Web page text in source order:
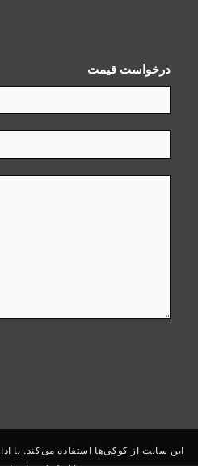
درخواست قیمت
این سایت از کوکی‌ها استفاده می‌کند. با